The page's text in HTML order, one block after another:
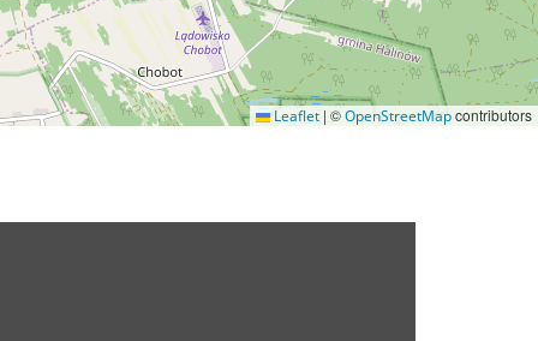
Leaflet | ©OpenStreetMapcontributors